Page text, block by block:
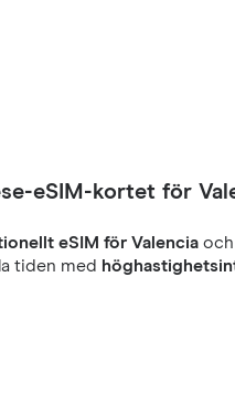
eSIM-kortet för
eSIM för Valencia
tiden med